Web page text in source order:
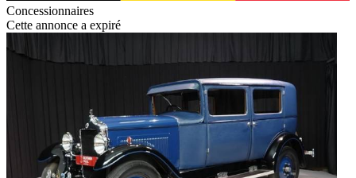
Concessionnaires
Cette annonce a expiré